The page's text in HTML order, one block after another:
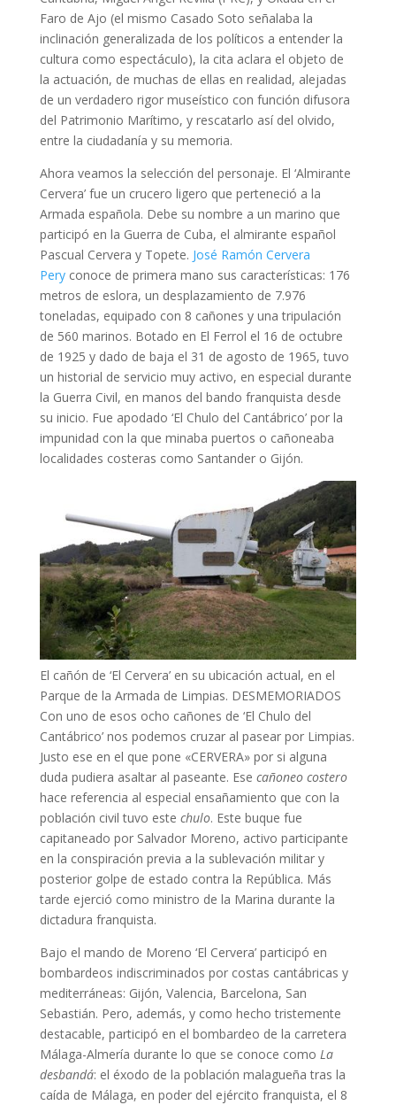
Faro de Ajo (el mismo Casado Soto señalaba la
inclinación generalizada de los políticos a entender la
cultura como espectáculo), la cita aclara el objeto de
la actuación, de muchas de ellas en realidad, alejadas
de un verdadero rigor museístico con función difusora
del Patrimonio Marítimo, y rescatarlo así del olvido,
entre la ciudadanía y su memoria.
Ahora veamos la selección del personaje. El ‘Almirante
Cervera’ fue un crucero ligero que perteneció a la
Armada española. Debe su nombre a un marino que
participó en la Guerra de Cuba, el almirante español
Pascual Cervera y Topete. José Ramón Cervera
Peryconoce de primera mano sus características: 176
metros de eslora, un desplazamiento de 7.976
toneladas, equipado con 8 cañones y una tripulación
de 560 marinos. Botado en El Ferrol el 16 de octubre
de 1925 y dado de baja el 31 de agosto de 1965, tuvo
un historial de servicio muy activo, en especial durante
la Guerra Civil, en manos del bando franquista desde
su inicio. Fue apodado ‘El Chulo del Cantábrico’ por la
impunidad con la que minaba puertos o cañoneaba
localidades costeras como Santander o Gijón.
El cañón de ‘El Cervera’ en su ubicación actual, en el
Parque de la Armada de Limpias. DESMEMORIADOS
Con uno de esos ocho cañones de ‘El Chulo del
Cantábrico’ nos podemos cruzar al pasear por Limpias.
Justo ese en el que pone «CERVERA» por si alguna
duda pudiera asaltar al paseante. Ese cañoneo costero
hace referencia al especial ensañamiento que con la
población civil tuvo este chulo. Este buque fue
capitaneado por Salvador Moreno, activo participante
en la conspiración previa a la sublevación militar y
posterior golpe de estado contra la República. Más
tarde ejerció como ministro de la Marina durante la
dictadura franquista.
Bajo el mando de Moreno ‘El Cervera’ participó en
bombardeos indiscriminados por costas cantábricas y
mediterráneas: Gijón, Valencia, Barcelona, San
Sebastián. Pero, además, y como hecho tristemente
destacable, participó en el bombardeo de la carretera
Málaga-Almería durante lo que se conoce como La
desbandá: el éxodo de la población malagueña tras la
caída de Málaga, en poder del ejército franquista, el 8